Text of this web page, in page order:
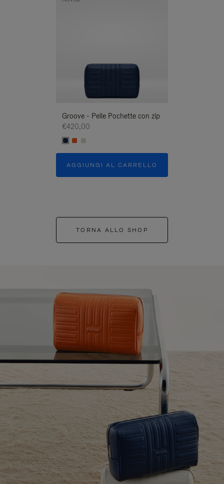
Groove - Pelle Pochette con zip
€420,00
AGGIUNGI AL CARRELLO
TORNA ALLO SHOP